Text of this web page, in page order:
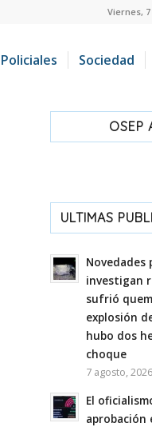
Viernes,
Policiales Sociedad
OSEP
ULTIMAS
Novedades
investigan
sufrió
explosión
hubo dos
choque
7 agosto,
El
aprobación